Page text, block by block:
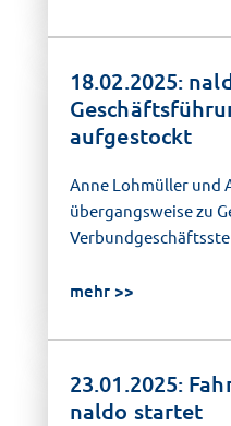
18.02.2025:
aufgestockt
Anne Lohmüller und
übergangsweise zu
mehr
23.01.2025:
naldo startet